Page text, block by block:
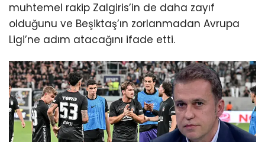
muhtemel rakip Zalgiris’in de daha zayıf
olduğunu ve Beşiktaş’ın zorlanmadan Avrupa
Ligi’ne adım atacağını ifade etti.